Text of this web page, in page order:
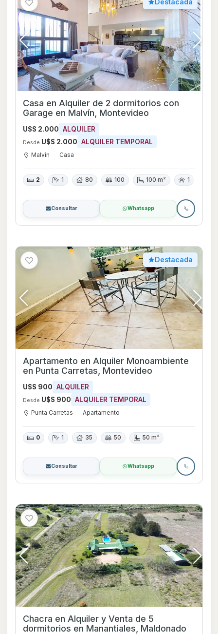
Casa en Alquiler de 2 dormitorios con
Garage en Malvín, Montevideo
U$S 2.000 ALQUILER
Desde U$S 2.000 ALQUILER TEMPORAL
Malvín Casa
2 1 80 100 100 m² 1
Consultar Whatsapp
Destacada
Apartamento en Alquiler Monoambiente
en Punta Carretas, Montevideo
U$S 900 ALQUILER
Desde U$S 900 ALQUILER TEMPORAL
Punta Carretas Apartamento
0 1 35 50 50 m²
Consultar Whatsapp
Chacra en Alquiler y Venta de 5
dormitorios en Manantiales, Maldonado